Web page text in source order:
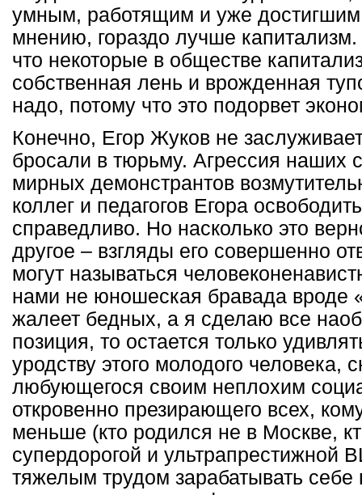
умным, работящим и уже достигшим
мнению, гораздо лучше капитализм.
что некоторые в обществе
собственная лень и врожденная
надо, потому что это подорвет
Конечно, Егор Жуков не
бросали в тюрьму. Агрессия наших
мирных демонстрантов
коллег и педагогов Егора
справедливо. Но насколько это
другое – взгляды его совершенно
могут называться
нами не юношеская бравада вроде
жалеет бедных, а я сделаю все
позиция, то остается только
уродству этого молодого человека,
любующегося своим неплохим
откровенно презирающего всех,
меньше (кто родился не в Москве,
супердорогой и ультрапрестижной
тяжелым трудом зарабатывать себе